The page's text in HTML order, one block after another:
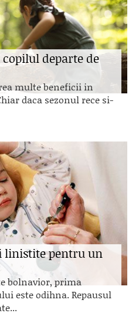
departe de
multe beneficii in
daca sezonul rece si-
linistite pentru un
bolnavior, prima
este odihna. Repausul